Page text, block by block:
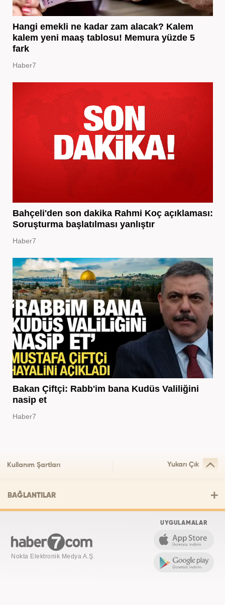
Hangi emekli ne kadar zam alacak? Kalem
kalem yeni maaş tablosu! Memura yüzde 5
fark
Haber7
Bahçeli'den son dakika Rahmi Koç açıklaması:
Soruşturma başlatılması yanlıştır
Haber7
Bakan Çiftçi: Rabb'im bana Kudüs Valiliğini
nasip et
Haber7
Kullanım Şartları Yukarı Çık
BAĞLANTILAR
Nokta Elektronik Medya A.Ş.
UYGULAMALAR